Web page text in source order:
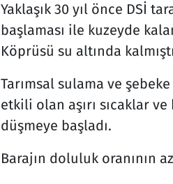
Yaklaşık 30 yıl önce DSİ
başlaması ile kuzeyde
Köprüsü su altında
Tarımsal sulama ve
etkili olan aşırı sıcaklar
düşmeye başladı.
Barajın doluluk oranının